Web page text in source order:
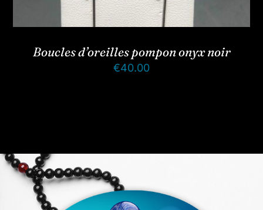
Boucles d’oreilles pompon onyx noir
€40.00